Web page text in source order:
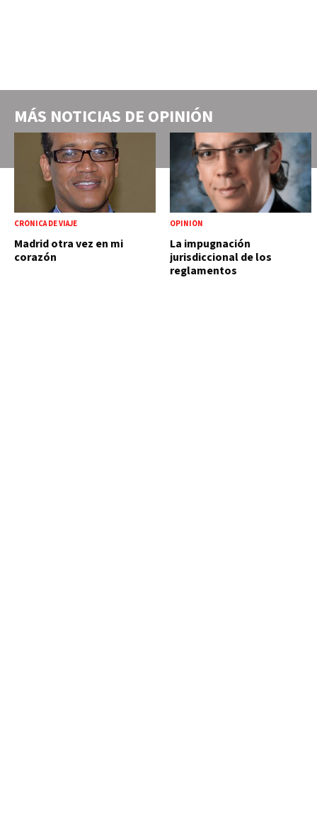
MÁS NOTICIAS DE OPINIÓN
CRÓNICA DE VIAJE
Madrid otra vez en mi
corazón
OPINIÓN
La impugnación
jurisdiccional de los
reglamentos